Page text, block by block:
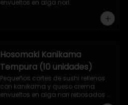
envueltos en alga nori.
Hosomaki Kanikama
Tempura (10 unidades)
Pequeños cortes de sushi rellenos
con kanikama y queso crema
envueltos en alga nori rebosados